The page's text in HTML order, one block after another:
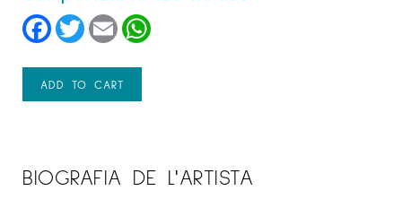
Facebook
TwitterEmail
ADD TO CART
BIOGRAFIA DE L'ARTISTA